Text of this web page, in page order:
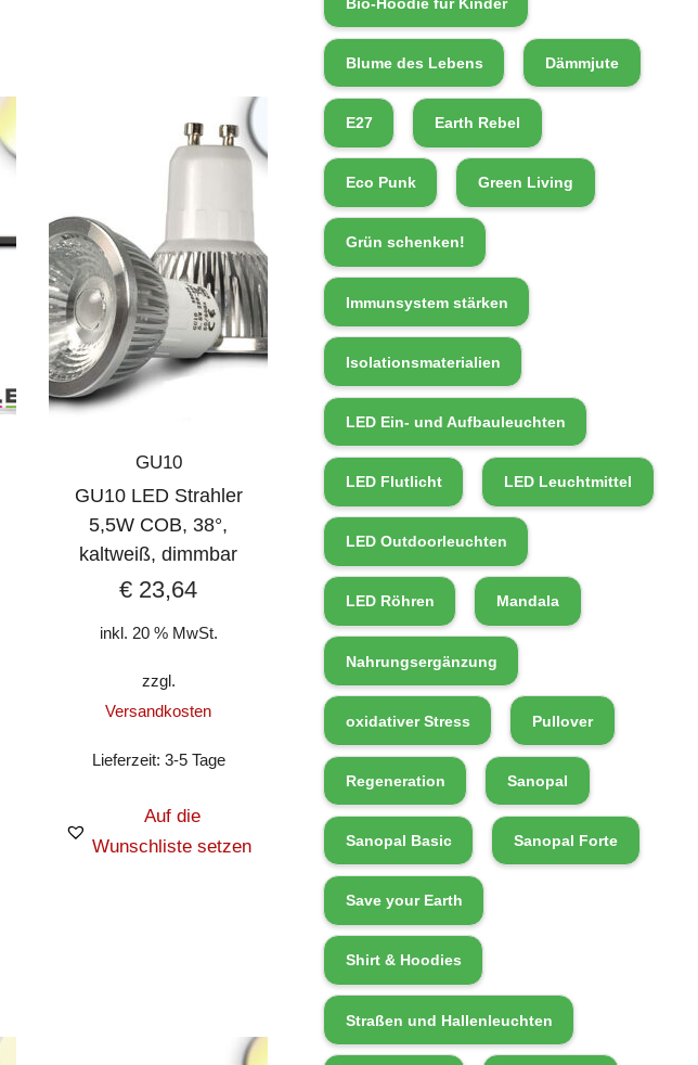
GU10
GU10 LED Strahler
5,5W COB, 38°,
kaltweiß, dimmbar
€ 23,64
inkl. 20 % MwSt.
zzgl.
Versandkosten
Lieferzeit: 3-5 Tage
Auf die
Wunschliste setzen
Blume des Lebens Dämmjute
E27 Earth Rebel
Eco Punk Green Living
Grün schenken!
Immunsystem stärken
Isolationsmaterialien
LED Ein- und Aufbauleuchten
LED Flutlicht LED Leuchtmittel
LED Outdoorleuchten
LED Röhren Mandala
Nahrungsergänzung
oxidativer Stress Pullover
Regeneration Sanopal
Sanopal Basic Sanopal Forte
Save your Earth
Shirt & Hoodies
Straßen und Hallenleuchten